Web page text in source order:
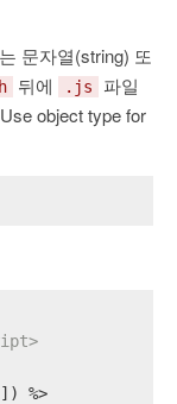
문자열(string) 또
뒤에 .js
파일
object type for
]) %>